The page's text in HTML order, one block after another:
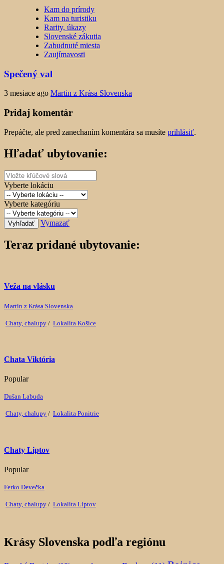
Kam do prírody
Kam na turistiku
Rarity, úkazy
Slovenské zákutia
Zabudnuté miesta
Zaujímavosti
Spečený val
3 mesiace ago Martin z Krása Slovenska
Pridaj komentár
Prepáčte, ale pred zanechaním komentára sa musíte prihlásiť.
Hľadať ubytovanie:
Vyberte lokáciu
Vyberte kategóriu
Vyhľadať Vymazať
Teraz pridané ubytovanie:
Veža na vlásku
Martin z Krása Slovenska
Chaty, chalupy / Lokalita Košice
Chata Viktória
Popular
Dušan Labuda
Chaty, chalupy / Lokalita Ponitrie
Chaty Liptov
Popular
Ferko Devečka
Chaty, chalupy / Lokalita Liptov
Krásy Slovenska podľa regiónu